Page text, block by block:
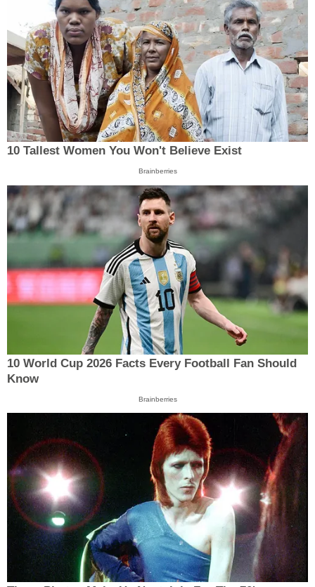
10 Tallest Women You Won't Believe Exist
Brainberries
10 World Cup 2026 Facts Every Football Fan Should
Know
Brainberries